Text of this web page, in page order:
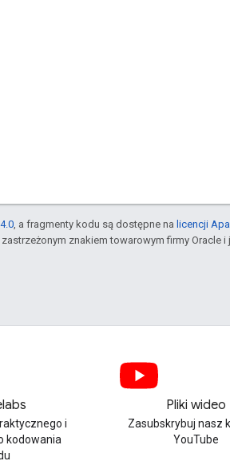
, a fragmenty kodu są dostępne na licencji
znakiem towarowym firmy Oracle i
i
kodowania
Pliki wideo
Zasubskrybuj nasz
YouTube